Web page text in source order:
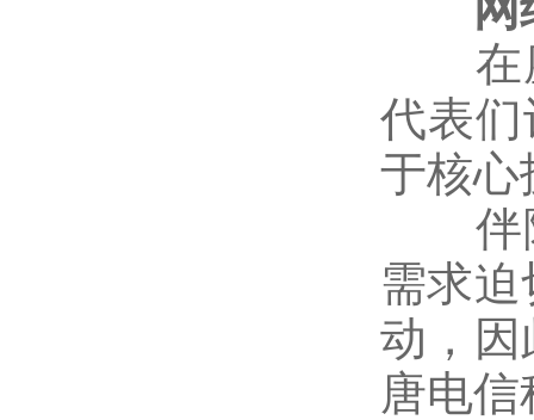
在座
代表
于核心
伴随
需求
动，因
唐电